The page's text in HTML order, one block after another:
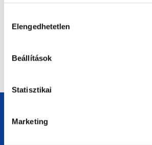
kiválasztása
Elengedhetetlen
Beállítások
Statisztikai
Marketing
os pályázati és
Mennyi lesz a minimálbér
Navigávió